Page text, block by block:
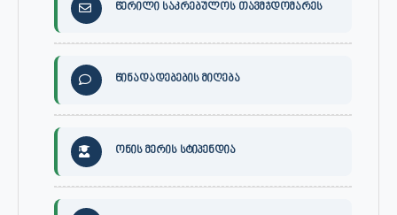
წერილი საკრებულოს თავმჯდომარეს
წინადადებების მიღება
ონის მერის სტიპენდია